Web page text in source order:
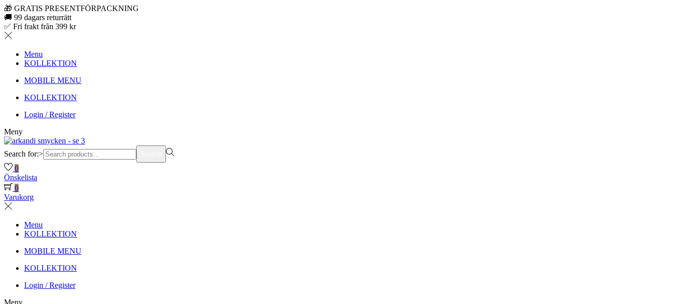
🎁 GRATIS PRESENTFÖRPACKNING
🚚 99 dagars returrätt
✅ Fri frakt från 399 kr
Menu
KOLLEKTION
MOBILE MENU
KOLLEKTION
Login / Register
Meny
Search for:>
0
Önskelista
0
Varukorg
Menu
KOLLEKTION
MOBILE MENU
KOLLEKTION
Login / Register
Meny